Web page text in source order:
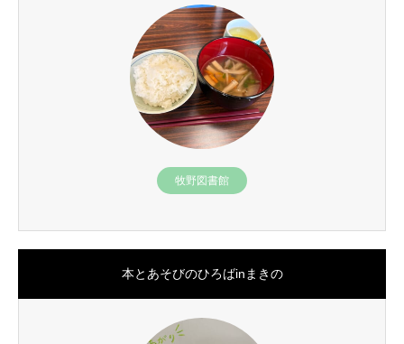
牧野図書館
本とあそびのひろばinまきの